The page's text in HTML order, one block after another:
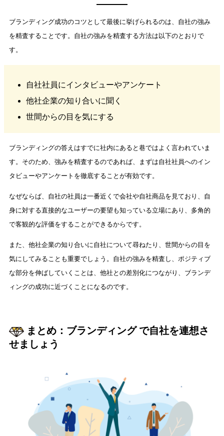
ブランディング成功のコツとして最後に挙げられるのは、自社の強み
を精査することです。自社の強みを精査する方法は以下のとおりで
す。
自社社員にインタビューやアンケート
他社企業の知り合いに聞く
世間からの目を気にする
ブランディングの答えはすでに社内にあると巷ではよく言われていま
す。そのため、強みを精査するのであれば、まずは自社社員へのイン
タビューやアンケートを徹底することが有効です。
なぜならば、自社の社員は一番近くで会社や自社商品を見ており、自
身に対する直接的なユーザーの要望も知っている立場にあり、多角的
で客観的な評価をすることができるからです。
また、他社企業の知り合いに自社について尋ねたり、世間からの目を
気にしてみることも重要でしょう。自社の強みを精査し、ポジティブ
な部分を伸ばしていくことは、他社との差別化につながり、ブランデ
ィングの成功に近づくことになるのです。
まとめ：ブランディング で自社を連想さ
せましょう